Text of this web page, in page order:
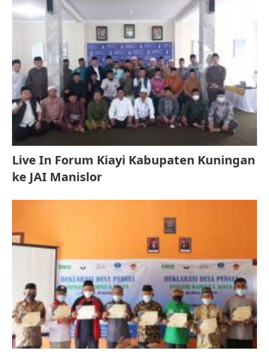
Live In Forum Kiayi Kabupaten Kuningan
ke JAI Manislor